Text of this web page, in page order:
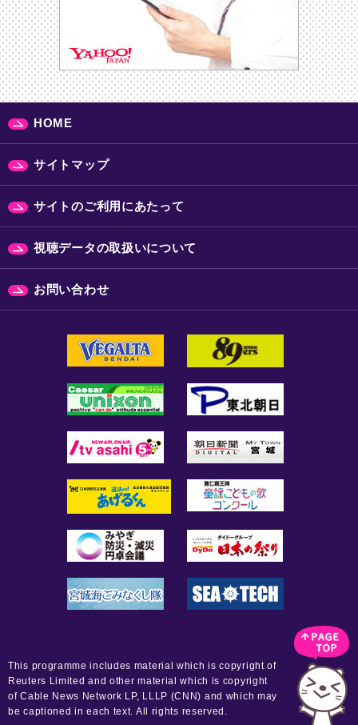
HOME
サイトマップ
サイトのご利用にあたって
視聴データの取扱いについて
お問い合わせ
This programme includes material which is copyright of
Reuters Limited and other material which is copyright
of Cable News Network LP, LLLP (CNN) and which may
be captioned in each text. All rights reserved.